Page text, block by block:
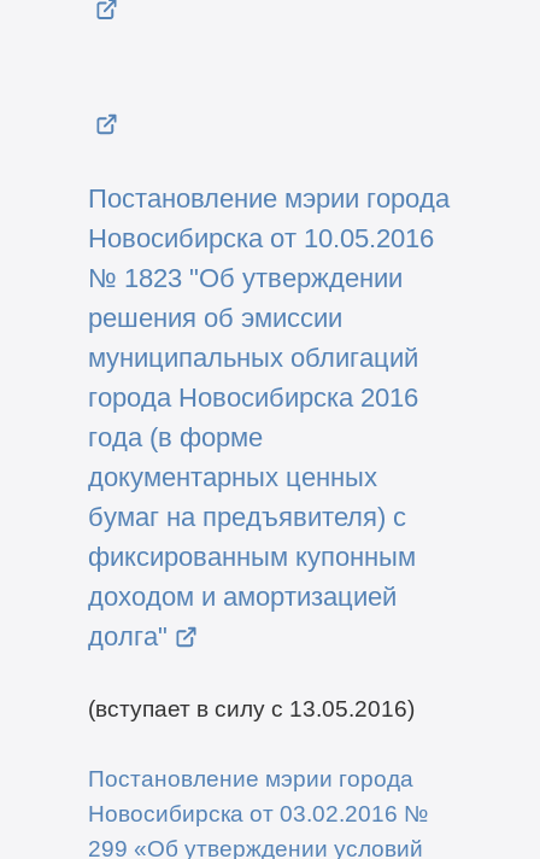
Постановление мэрии города
Новосибирска от 10.05.2016
№ 1823 "Об утверждении
решения об эмиссии
муниципальных облигаций
города Новосибирска 2016
года (в форме
документарных ценных
бумаг на предъявителя) с
фиксированным купонным
доходом и амортизацией
долга"
(вступает в силу с 13.05.2016)
Постановление мэрии города
Новосибирска от 03.02.2016 №
299 «Об утверждении условий